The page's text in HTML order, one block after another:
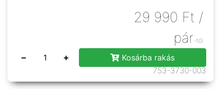
29 990 Ft /
pár-tól
− +
Kosárba rakás
753-3730-003